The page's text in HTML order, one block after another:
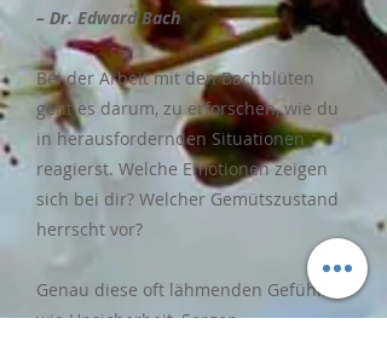
– Dr. Edward Bach
Bei der Arbeit mit den Bachblüten
geht es darum, zu erforschen, wie du
in herausfordernden Situationen
reagierst. Welche Emotionen zeigen
sich bei dir? Welcher Gemütszustand
herrscht vor?
Genau diese oft lähmenden Gefühle
wie Unsicherheit, Sorgen,